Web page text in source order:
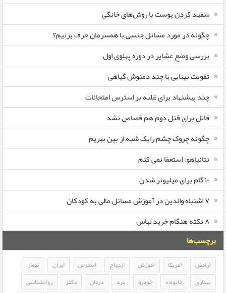
سفید کردن پوست با روش‌های خانگی
چگونه در مورد مسائل جنسی با همسرمان حرف بزنیم؟
بررسی وضع عشایر در دوره پهلوی اول
تقویت بینایی با چند دمنوش گیاهی
چند پیشنهاد برای غلبه بر استرس امتحانات
قاتل برای قتل دوم هم قصاص نشد
چگونه چروک چشم رایک شبه از بین ببریم
نتانیاهو: استعفا نمی کنم
۱۰ گام برای میلیونر شدن
۷ اشتباه والدین در آموزش مسائل مالی به کودکان
۸ نکته هنگام خرید لباس
برچسب‌ها
آرامش آمریکا آموزش ازدواج استرس ایران
بیمار
بیماری
خانواده خودرو درد درمان دکتر
روانشناسی